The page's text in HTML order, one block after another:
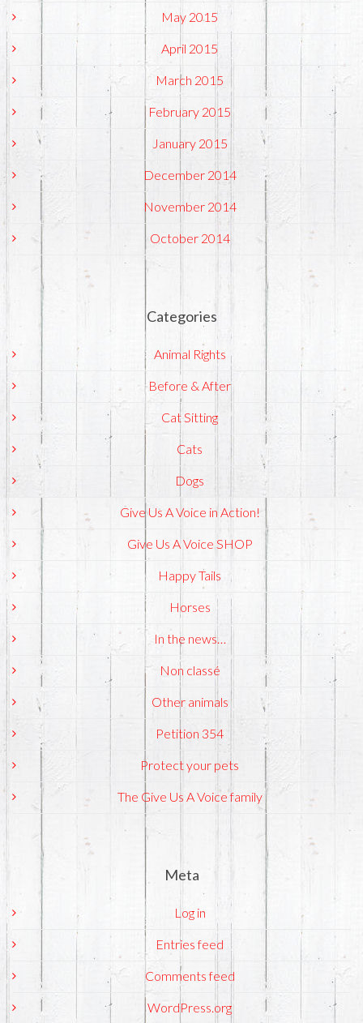
May 2015
April 2015
March 2015
February 2015
January 2015
December 2014
November 2014
October 2014
Categories
Animal Rights
Before & After
Cat Sitting
Cats
Dogs
Give Us A Voice in Action!
Give Us A Voice SHOP
Happy Tails
Horses
In the news…
Non classé
Other animals
Petition 354
Protect your pets
The Give Us A Voice family
Meta
Log in
Entries feed
Comments feed
WordPress.org